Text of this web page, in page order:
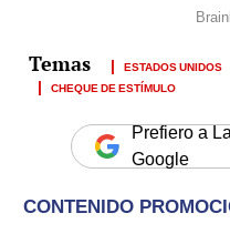
ESTADOS UNIDOS
CHEQUE DE ESTÍMULO
Prefiero a
Google